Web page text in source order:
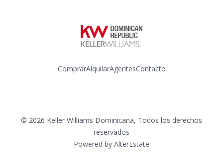
ComprarAlquilarAgentesContacto
© 2026 Keller Williams Dominicana, Todos los derechos
reservados
Powered by AlterEstate